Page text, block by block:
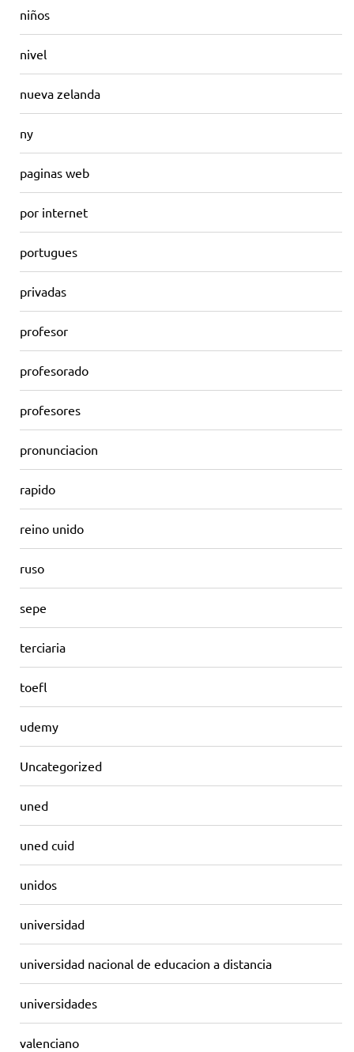
niños
nivel
nueva zelanda
ny
paginas web
por internet
portugues
privadas
profesor
profesorado
profesores
pronunciacion
rapido
reino unido
ruso
sepe
terciaria
toefl
udemy
Uncategorized
uned
uned cuid
unidos
universidad
universidad nacional de educacion a distancia
universidades
valenciano